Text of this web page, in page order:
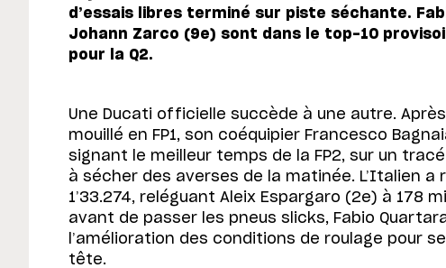
d’essais libres terminé sur piste séchante.
Johann Zarco (9e) sont dans le top-10
pour la Q2.
Une Ducati officielle succède à une autre.
mouillé en FP1, son coéquipier Francesco
signant le meilleur temps de la FP2, sur un
à sécher des averses de la matinée. L’Italien a
1’33.274, reléguant Aleix Espargaro (2e) à 178
avant de passer les pneus slicks, Fabio
l’amélioration des conditions de roulage pour
tête.